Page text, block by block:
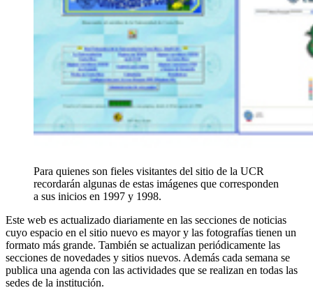
Para quienes son fieles visitantes del sitio de la UCR
recordarán algunas de estas imágenes que corresponden
a sus inicios en 1997 y 1998.
Este web es actualizado diariamente en las secciones de noticias
cuyo espacio en el sitio nuevo es mayor y las fotografías tienen un
formato más grande. También se actualizan periódicamente las
secciones de novedades y sitios nuevos. Además cada semana se
publica una agenda con las actividades que se realizan en todas las
sedes de la institución.